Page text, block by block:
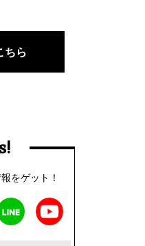
ちら
をゲット！